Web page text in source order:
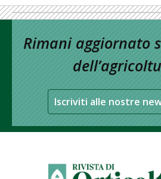
Rimani aggiornato
Iscriviti alle nostre